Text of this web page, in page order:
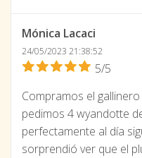
Mónica Lacaci
24/05/2023 21:38:52
5/5
Compramos el
pedimos 4 wyandotte
perfectamente al día
sorprendió ver que el